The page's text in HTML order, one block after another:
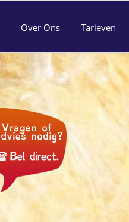
Over Ons Tarieven